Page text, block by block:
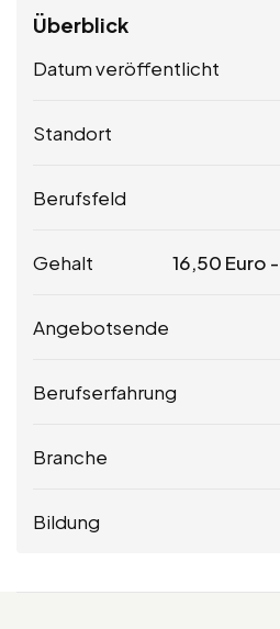
Überblick
Datum veröffentlicht
Standort
Berufsfeld
Gehalt 16,50 Euro -
Angebotsende
Berufserfahrung
Branche
Bildung